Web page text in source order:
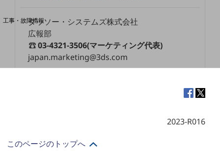
工事・故障情報
お客さまサポートサイト
SDPFナレッジセンター
NTTドコモ 通信障害情報
ダッソー・システムズ株式会社
広報部
03-4321-3506(マーケティング代表)
japan.marketing@3ds.com
2023-R016
このページのトップへ